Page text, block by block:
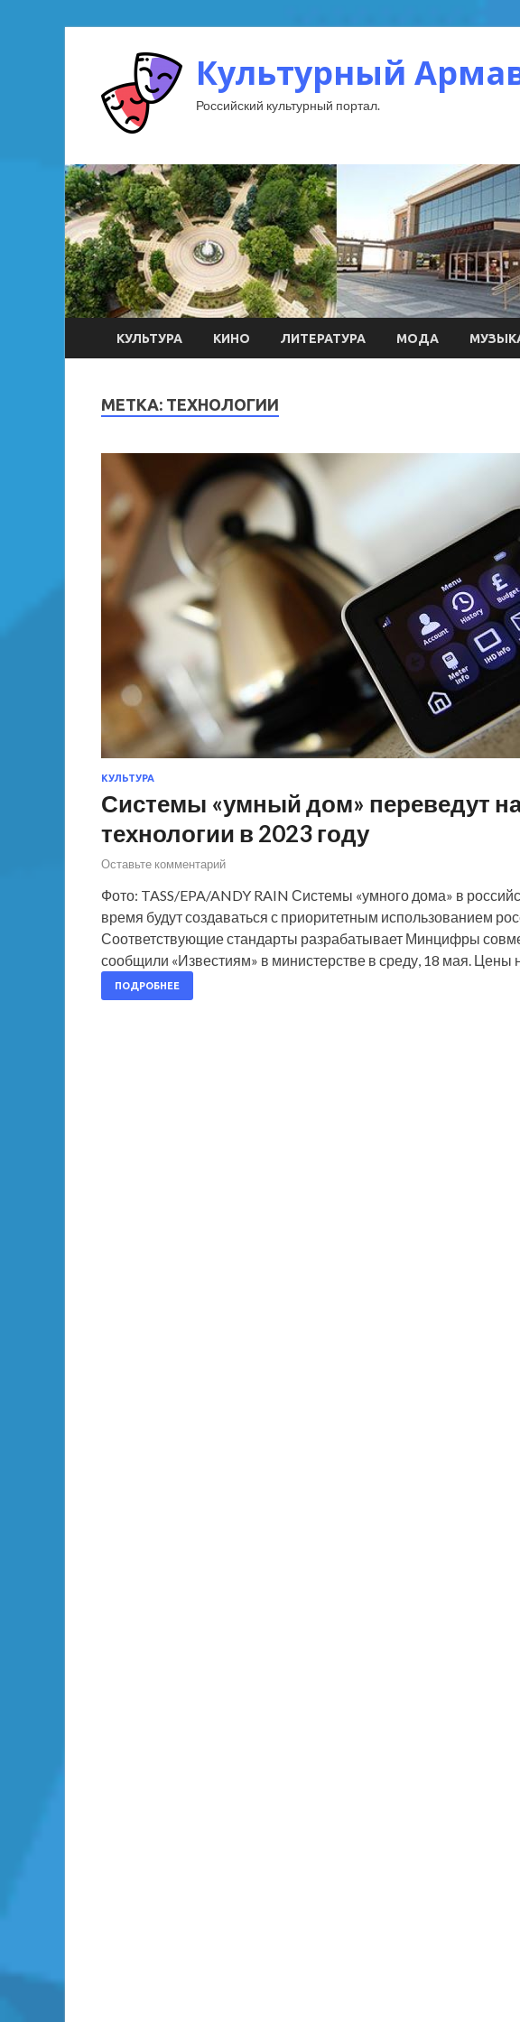
Культурный
Российский культурный портал.
КУЛЬТУРА КИНО ЛИТЕРАТУРА МОДА
МЕТКА: ТЕХНОЛОГИИ
КУЛЬТУРА
Системы «умный дом» переведут
технологии в 2023 году
Оставьте комментарий
Фото: TASS/EPA/ANDY RAIN Системы «умного дома» в
время будут создаваться с приоритетным использованием
Соответствующие стандарты разрабатывает Минцифры
сообщили «Известиям» в министерстве в среду, 18 мая. Цены
ПОДРОБНЕЕ